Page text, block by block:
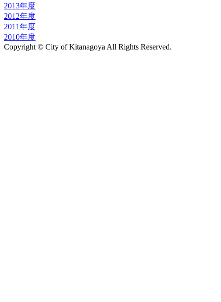
2013年度
2012年度
2011年度
2010年度
Copyright © City of Kitanagoya All Rights Reserved.